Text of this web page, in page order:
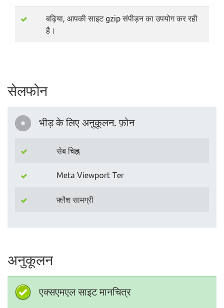
बढ़िया, आपकी साइट gzip संपीड़न का उपयोग कर रही
है।
सेलफोन
भीड़ के लिए अनुकूलन. फ़ोन
सेब चिह्न
Meta Viewport Тег
फ़्लैश सामग्री
अनुकूलन
एक्सएमएल साइट मानचित्र